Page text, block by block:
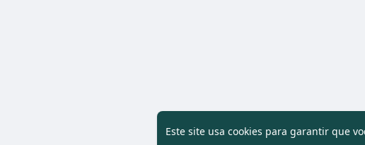
Este site usa cookies para garantir que